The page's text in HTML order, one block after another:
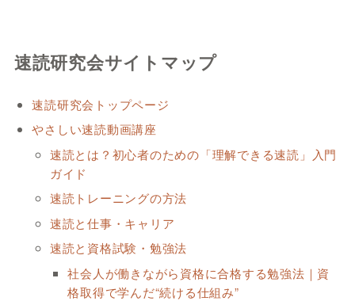
速読研究会サイトマップ
速読研究会トップページ
やさしい速読動画講座
速読とは？初心者のための「理解できる速読」入門
ガイド
速読トレーニングの方法
速読と仕事・キャリア
速読と資格試験・勉強法
社会人が働きながら資格に合格する勉強法｜資
格取得で学んだ“続ける仕組み”